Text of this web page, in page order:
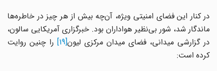
در کنار این فضای امنیتی ویژه، آن‌چه بیش از هر چیز در خاطره‌ها
ماندگار شد، شور بی‌نظیر هواداران بود. خبرگزاری آمریکایی سالون،
در گزارشی میدانی، فضای میدان مرکزی لیون[19]
را چنین روایت
کرده است: